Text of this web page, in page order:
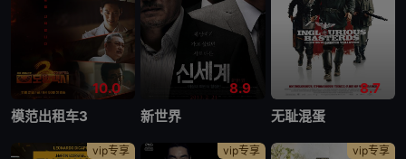
10.0
模范出租车3
8.9
新世界
8.7
无耻混蛋
vip专享 vip专享 vip专享